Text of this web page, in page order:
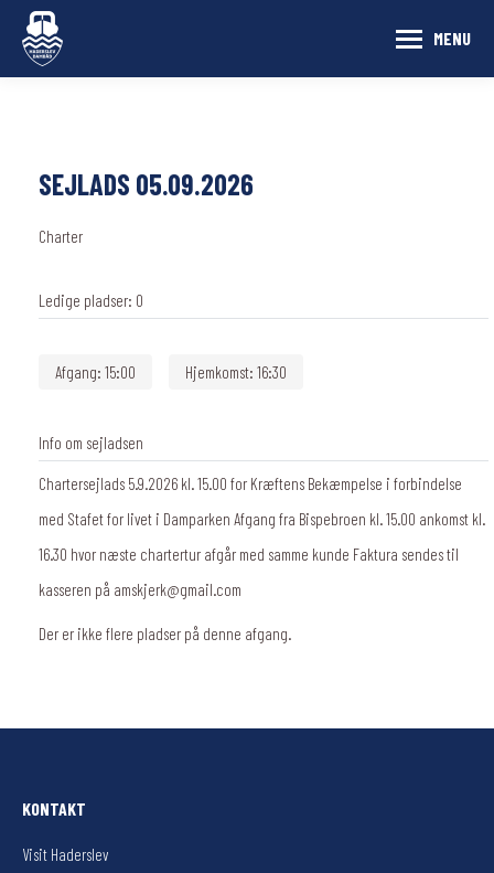
MENU
SEJLADS 05.09.2026
Charter
Ledige pladser: 0
Afgang: 15:00 Hjemkomst: 16:30
Info om sejladsen
Chartersejlads 5.9.2026 kl. 15.00 for Kræftens Bekæmpelse i forbindelse
med Stafet for livet i Damparken Afgang fra Bispebroen kl. 15.00 ankomst kl.
16.30 hvor næste chartertur afgår med samme kunde Faktura sendes til
kasseren på amskjerk@gmail.com
Der er ikke flere pladser på denne afgang.
KONTAKT
Visit Haderslev